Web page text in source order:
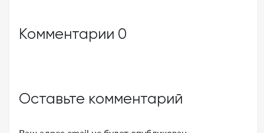
Комментарии 0
Оставьте комментарий